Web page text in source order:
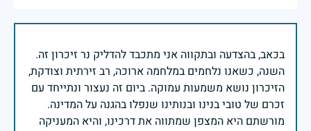
בכאב, בהצדעה ובתקווה אני מתכבד להדליק נר זיכרון זה.
השנה, כשאנו נלחמים במלחמה ארוכה, רב זירתית וצודקת,
הזיכרון נושא משמעות עמוקה. ביום זה נעצור ונתייחד עם
זכרם של טובי בנינו ובנותינו שנפלו בהגנה על המדינה.
מורשתם היא המצפן שמתווה את דרכינו, והיא המעניקה